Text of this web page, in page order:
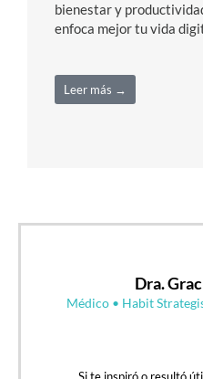
bienestar y
enfoca mejor tu vida
Leer más →
Dra.
Médico • Habit
Si te inspiró o resultó